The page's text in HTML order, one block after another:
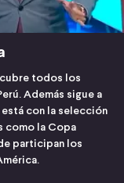
todos los
Además sigue a
está con la selección
como la Copa
participan los